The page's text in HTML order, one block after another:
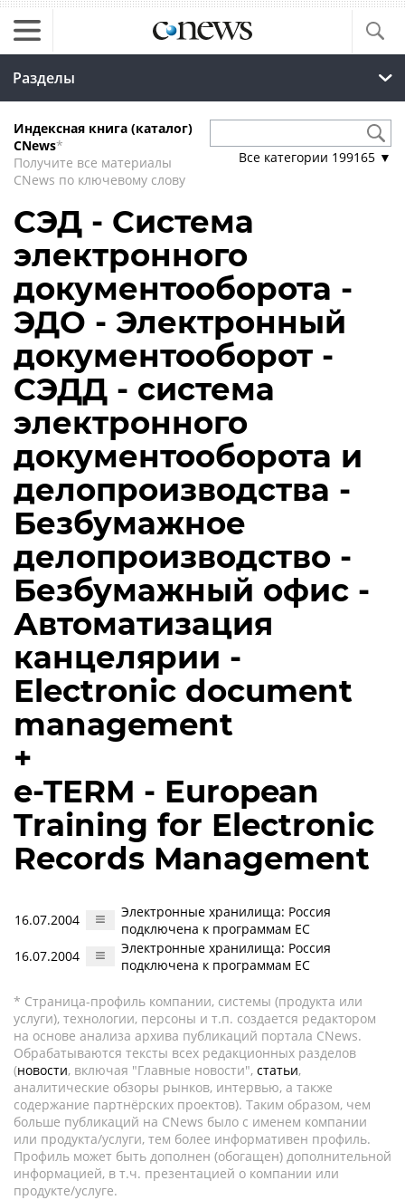
Разделы
Индексная книга (каталог)
CNews*
Получите все материалы
CNews по ключевому слову
Все категории 199165 ▼
СЭД - Система
электронного
документооборота -
ЭДО - Электронный
документооборот -
СЭДД - система
электронного
документооборота и
делопроизводства -
Безбумажное
делопроизводство -
Безбумажный офис -
Автоматизация
канцелярии -
Electronic document
management
+
e-TERM - European
Training for Electronic
Records Management
16.07.2004
Электронные хранилища: Россия
подключена к программам ЕС
16.07.2004
Электронные хранилища: Россия
подключена к программам ЕС
* Страница-профиль компании, системы (продукта или
услуги), технологии, персоны и т.п. создается редактором
на основе анализа архива публикаций портала CNews.
Обрабатываются тексты всех редакционных разделов
(новости, включая "Главные новости", статьи,
аналитические обзоры рынков, интервью, а также
содержание партнёрских проектов). Таким образом, чем
больше публикаций на CNews было с именем компании
или продукта/услуги, тем более информативен профиль.
Профиль может быть дополнен (обогащен) дополнительной
информацией, в т.ч. презентацией о компании или
продукте/услуге.